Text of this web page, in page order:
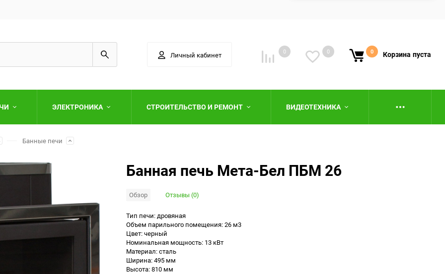
Личный кабинет 0 0 0 Корзина пуста
Выберите категорию
Выберите категорию
Выберите категорию
ЭЛЕКТРОНИКА СТРОИТЕЛЬСТВО И РЕМОНТ
Выберите категорию
ВИДЕОТЕХНИКА
Банные печи
Банная печь Мета-Бел ПБМ 26
Обзор Отзывы (0)
Тип печи: дровяная
Объем парильного помещения: 26 м3
Цвет: черный
Номинальная мощность: 13 кВт
Материал: сталь
Ширина: 495 мм
Высота: 810 мм